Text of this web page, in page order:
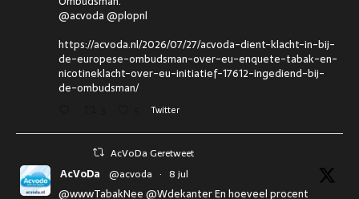
@acvoda @plopnl
https://acvoda.nl/2026/07/27/acvoda-dient-klacht-in-bij-
de-europese-ombudsman-over-eu-enquete-tabak-en-
nicotineklacht-over-eu-initiatief-17612-ingediend-bij-
de-ombudsman/
Twitter
AcVoDa Geretweet
AcVoDa @acvoda · 8 jul
@wwwTabakNee @Wdekanter En hoeveel procent